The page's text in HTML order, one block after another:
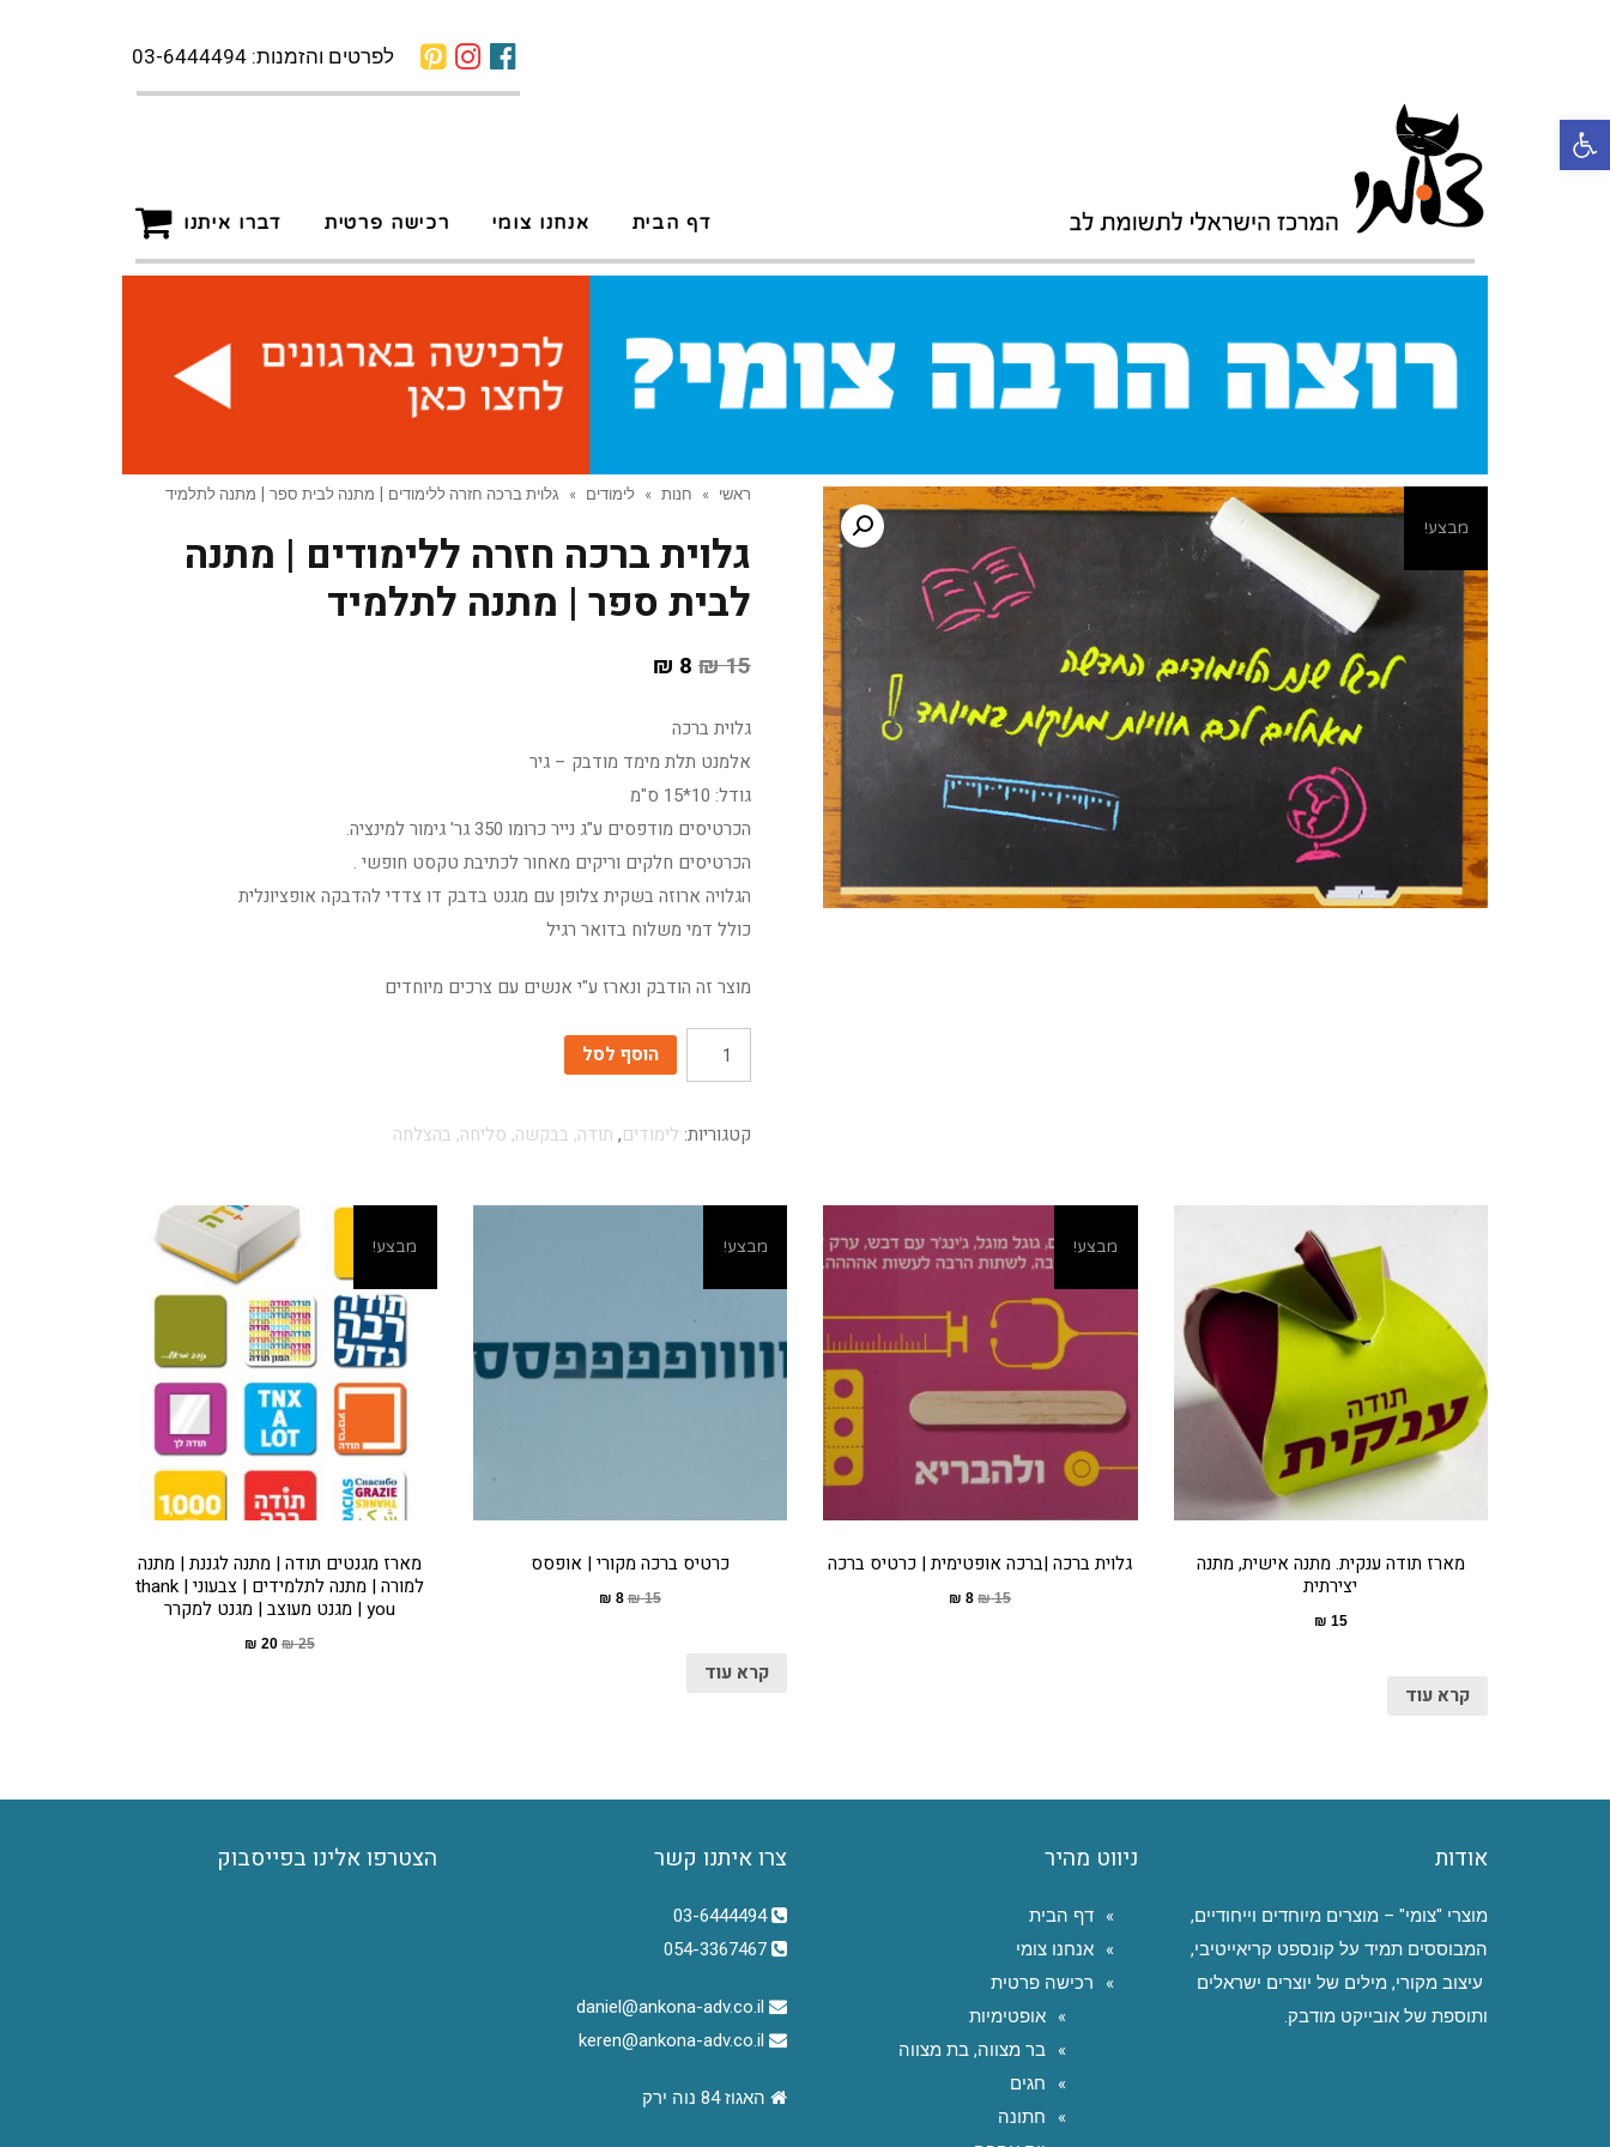
פתח סרגל נגישות
לפרטים והזמנות: 03-6444494
דף הבית אנחנו צומי רכישה פרטית דברו איתנו
מבצע!
ראשי » חנות » לימודים » גלוית ברכה חזרה ללימודים | מתנה לבית ספר | מתנה לתלמיד
גלוית ברכה חזרה ללימודים | מתנה
לבית ספר | מתנה לתלמיד
15
₪
8
₪
גלוית ברכה
אלמנט תלת מימד מודבק – גיר
גודל: 10*15 ס"מ
הכרטיסים מודפסים ע"ג נייר כרומו 350 גר' גימור למינציה.
הכרטיסים חלקים וריקים מאחור לכתיבת טקסט חופשי .
הגלויה ארוזה בשקית צלופן עם מגנט בדבק דו צדדי להדבקה אופציונלית
כולל דמי משלוח בדואר רגיל
מוצר זה הודבק ונארז ע"י אנשים עם צרכים מיוחדים
כמות הוסף לסל
קטגוריות: לימודים, תודה, בבקשה, סליחה, בהצלחה
מוצרים קשורים
מארז תודה ענקית. מתנה אישית, מתנה
יצירתית
15
₪
קרא עוד
מבצע!
גלוית ברכה |ברכה אופטימית | כרטיס ברכה
15
₪
8
₪
מבצע!
כרטיס ברכה מקורי | אופסס
15
₪
8
₪
קרא עוד
מבצע!
מארז מגנטים תודה | מתנה לגננת | מתנה
למורה | מתנה לתלמידים | צבעוני | thank
you | מגנט מעוצב | מגנט למקרר
25
₪
20
₪
אודות
מוצרי "צומי" – מוצרים מיוחדים וייחודיים,
המבוססים תמיד על קונספט קריאייטיבי,
עיצוב מקורי, מילים של יוצרים ישראלים
ותוספת של אובייקט מודבק.
ניווט מהיר
דף הבית
אנחנו צומי
רכישה פרטית
אופטימיות
בר מצווה, בת מצווה
חגים
חתונה
צרו איתנו קשר
03-6444494
daniel@ankona-adv.co.il
keren@ankona-adv.co.il
האגוז 84 נוה ירק
הצטרפו אלינו בפייסבוק